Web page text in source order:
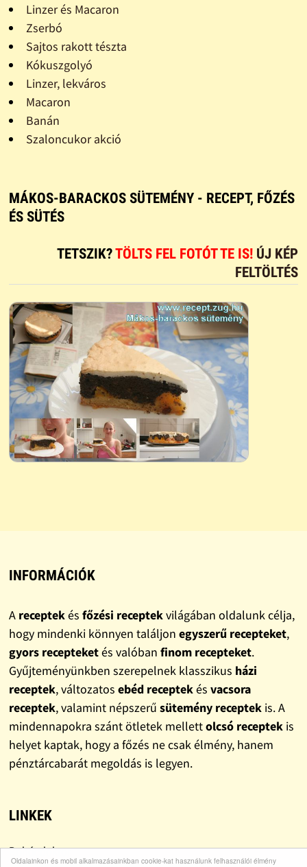
Oldalainkon és mobil alkalmazásainkban cookie-kat használunk felhasználói élmény
Linzer és Macaron
Zserbó
Sajtos rakott tészta
Kókuszgolyó
Linzer, lekváros
Macaron
Banán
Szaloncukor akció
MÁKOS-BARACKOS SÜTEMÉNY - RECEPT, FŐZÉS
ÉS SÜTÉS
TETSZIK?TÖLTS FEL FOTÓT TE IS! ÚJ KÉP
FELTÖLTÉS
INFORMÁCIÓK
A receptekés főzési receptekvilágában oldalunk célja,
hogy mindenki könnyen találjon egyszerű recepteket,
gyors recepteketés valóban finom recepteket.
Gyűjteményünkben szerepelnek klasszikus házi
receptek, változatos ebéd receptekés vacsora
receptek, valamint népszerű sütemény receptekis. A
mindennapokra szánt ötletek mellettolcsó receptekis
helyet kaptak, hogy a főzés ne csak élmény, hanem
pénztárcabarát megoldás is legyen.
LINKEK
Bohócdoktor